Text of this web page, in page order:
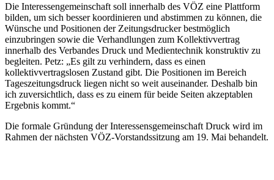
Die Interessengemeinschaft soll innerhalb des VÖZ eine Plattform
bilden, um sich besser koordinieren und abstimmen zu können, die
Wünsche und Positionen der Zeitungsdrucker bestmöglich
einzubringen sowie die Verhandlungen zum Kollektivvertrag
innerhalb des Verbandes Druck und Medientechnik konstruktiv zu
begleiten. Petz: „Es gilt zu verhindern, dass es einen
kollektivvertragslosen Zustand gibt. Die Positionen im Bereich
Tageszeitungsdruck liegen nicht so weit auseinander. Deshalb bin
ich zuversichtlich, dass es zu einem für beide Seiten akzeptablen
Ergebnis kommt.“
Die formale Gründung der Interessensgemeinschaft Druck wird im
Rahmen der nächsten VÖZ-Vorstandssitzung am 19. Mai behandelt.